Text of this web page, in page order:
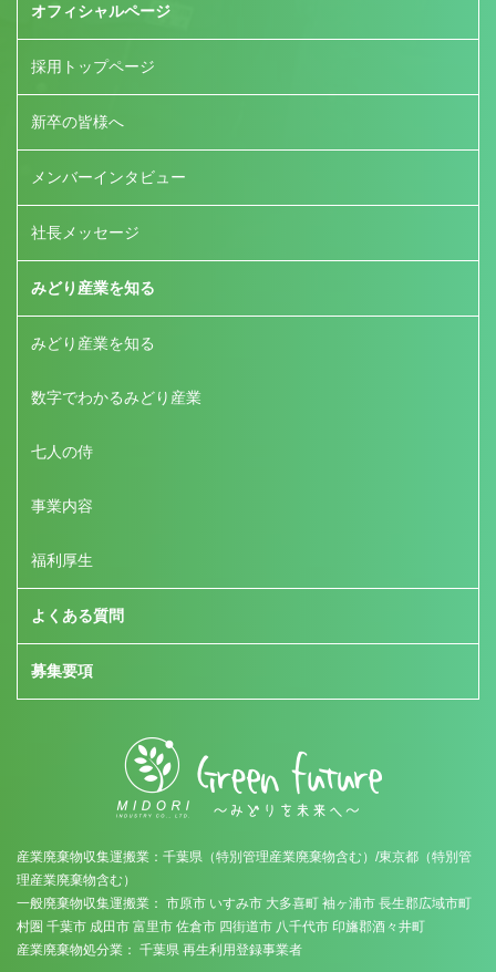
オフィシャルページ
採用トップページ
新卒の皆様へ
メンバーインタビュー
社長メッセージ
みどり産業を知る
みどり産業を知る
数字でわかるみどり産業
七人の侍
事業内容
福利厚生
よくある質問
募集要項
産業廃棄物収集運搬業：千葉県（特別管理産業廃棄物含む）/東京都（特別管
理産業廃棄物含む）
一般廃棄物収集運搬業： 市原市 いすみ市 大多喜町 袖ヶ浦市 長生郡広域市町
村圏 千葉市 成田市 富里市 佐倉市 四街道市 八千代市 印旛郡酒々井町
産業廃棄物処分業： 千葉県 再生利用登録事業者